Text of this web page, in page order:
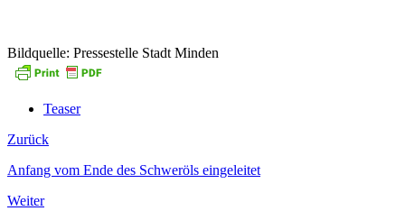
Bildquelle: Pressestelle Stadt Minden
Teaser
Zurück
Anfang vom Ende des Schweröls eingeleitet
Weiter